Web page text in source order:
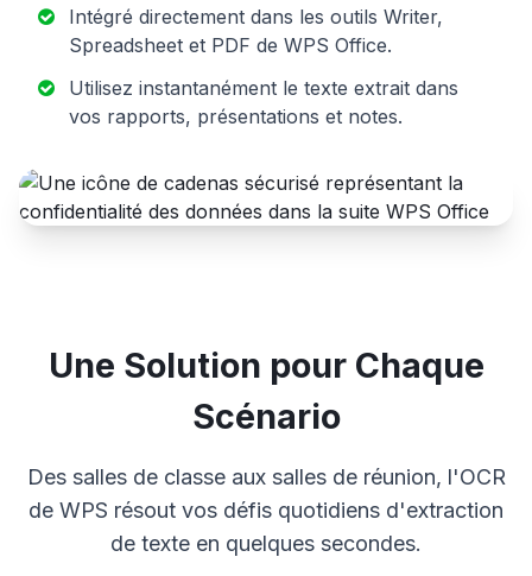
Intégré directement dans les outils Writer,
Spreadsheet et PDF de WPS Office.
Utilisez instantanément le texte extrait dans
vos rapports, présentations et notes.
Une Solution pour Chaque
Scénario
Des salles de classe aux salles de réunion, l'OCR
de WPS résout vos défis quotidiens d'extraction
de texte en quelques secondes.